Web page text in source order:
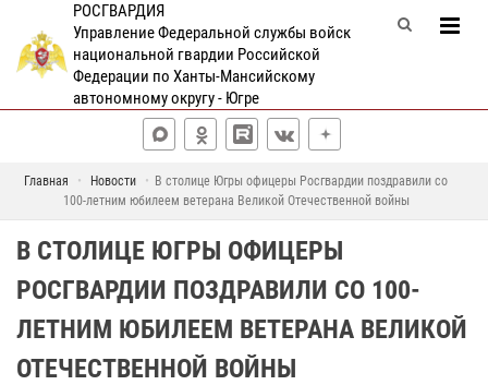
РОСГВАРДИЯ
Управление Федеральной службы войск
национальной гвардии Российской
Федерации по Ханты-Мансийскому
автономному округу - Югре
Главная Новости
В столице Югры офицеры Росгвардии поздравили со
100-летним юбилеем ветерана Великой Отечественной войны
В СТОЛИЦЕ ЮГРЫ ОФИЦЕРЫ
РОСГВАРДИИ ПОЗДРАВИЛИ СО 100-
ЛЕТНИМ ЮБИЛЕЕМ ВЕТЕРАНА ВЕЛИКОЙ
ОТЕЧЕСТВЕННОЙ ВОЙНЫ